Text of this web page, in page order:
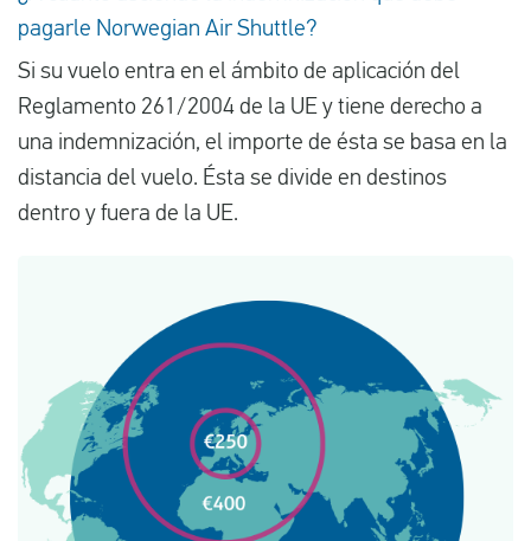
pagarle Norwegian Air Shuttle?
Si su vuelo entra en el ámbito de aplicación del
Reglamento 261/2004 de la UE y tiene derecho a
una indemnización, el importe de ésta se basa en la
distancia del vuelo. Ésta se divide en destinos
dentro y fuera de la UE.